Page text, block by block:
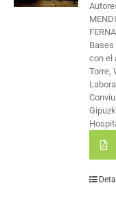
con el
Torre,